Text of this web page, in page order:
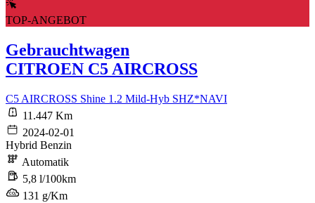
TOP-ANGEBOT
Gebrauchtwagen
CITROEN C5 AIRCROSS
C5 AIRCROSS Shine 1.2 Mild-Hyb SHZ*NAVI
11.447 Km
2024-02-01
Hybrid Benzin
Automatik
5,8 l/100km
131 g/Km